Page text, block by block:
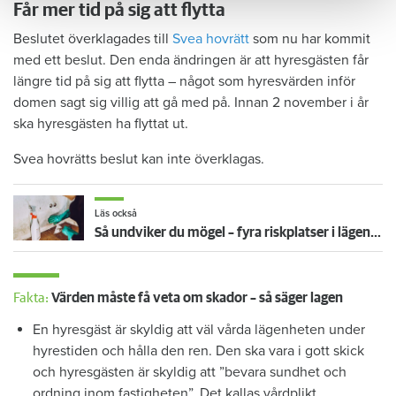
Får mer tid på sig att flytta
Beslutet överklagades till Svea hovrätt som nu har kommit
med ett beslut. Den enda ändringen är att hyresgästen får
längre tid på sig att flytta – något som hyresvärden inför
domen sagt sig villig att gå med på. Innan 2 november i år
ska hyresgästen ha flyttat ut.
Svea hovrätts beslut kan inte överklagas.
Läs också
Så undviker du mögel – fyra riskplatser i lägenheten: ”Måste städa bort”
Fakta: Värden måste få veta om skador – så säger lagen
En hyresgäst är skyldig att väl vårda lägenheten under
hyrestiden och hålla den ren. Den ska vara i gott skick
och hyresgästen är skyldig att ”bevara sundhet och